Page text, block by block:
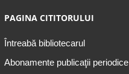
PAGINA CITITORULUI
Întreabă bibliotecarul
Abonamente publicaţii periodice